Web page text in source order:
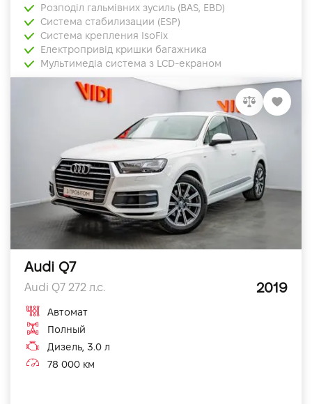
Розподіл гальмівних зусиль (BAS, EBD)
Система стабилизации (ESP)
Система крепления IsoFix
Електропривід кришки багажника
Мультимедіа система з LCD-екраном
Audi Q7
Audi Q7 272 л.с. 2019
Автомат
Полный
Дизель, 3.0 л
78 000 км